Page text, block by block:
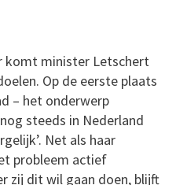
komt minister Letschert
Op de eerste plaats
– het onderwerp
steeds in Nederland
Net als haar
probleem actief
zij dit wil gaan doen, blijft